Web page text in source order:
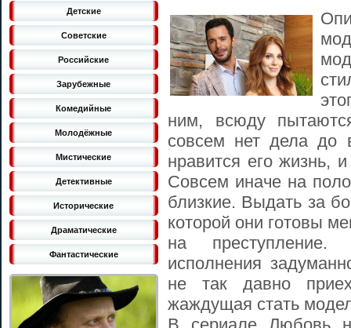
Детские
Советские
Российские
Зарубежные
Комедийные
Молодёжные
Мистические
Детективные
Исторические
Драматические
Фантастические
ним, всюду
совсем нет дела до
нравится его жизнь,
Совсем иначе на
близкие. Выдать за
которой они готовы
на
исполнения
не так давно
жаждущая стать